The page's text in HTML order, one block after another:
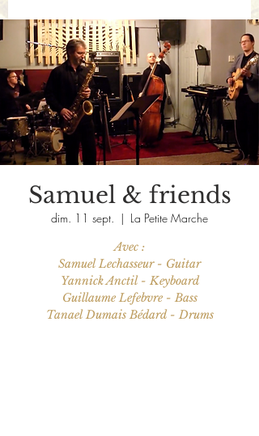
Samuel & friends
dim. 11 sept.
  |
La Petite Marche
Avec :
Samuel Lechasseur - Guitar
Yannick Anctil - Keyboard
Guillaume Lefebvre - Bass
Tanael Dumais Bédard - Drums